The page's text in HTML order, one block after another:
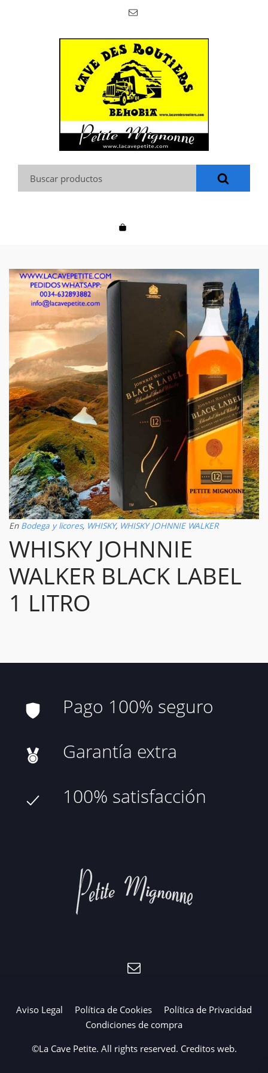
Buscar:
En Bodega y licores, WHISKY, WHISKY JOHNNIE WALKER
WHISKY JOHNNIE
WALKER BLACK LABEL
1 LITRO
Pago 100% seguro
Garantía extra
100% satisfacción
Aviso Legal Política de Cookies
Política de Privacidad
Condiciones de compra
©La Cave Petite. All rights reserved. Creditos web.